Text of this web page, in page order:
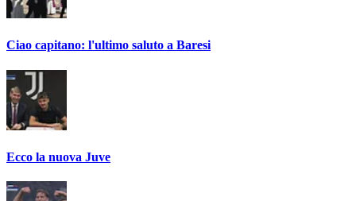
Ciao capitano: l'ultimo saluto a Baresi
Ecco la nuova Juve